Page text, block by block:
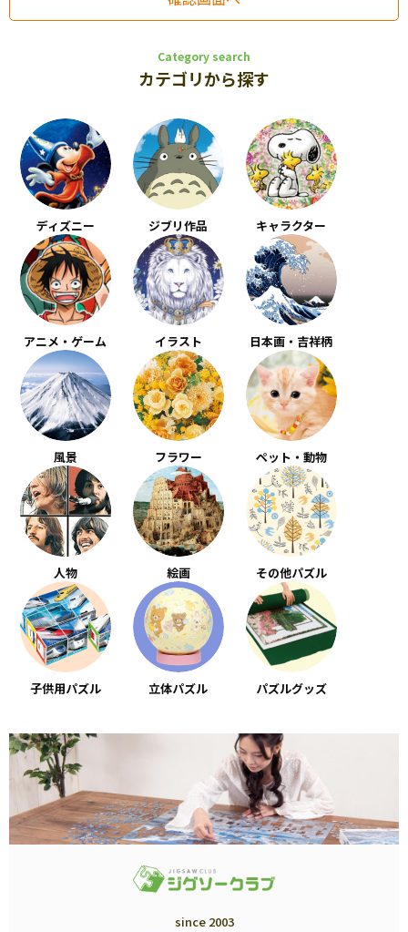
Category search
カテゴリから探す
ディズニー ジブリ作品 キャラクター
アニメ・ゲーム イラスト 日本画・吉祥柄
風景 フラワー ペット・動物
人物 絵画 その他パズル
子供用パズル 立体パズル パズルグッズ
since 2003